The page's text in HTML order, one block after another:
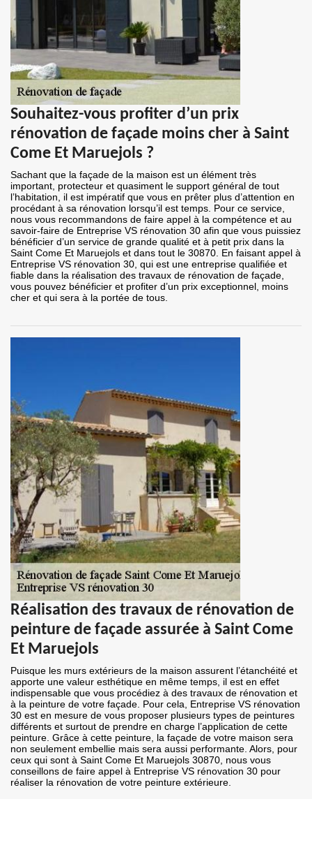
Souhaitez-vous profiter d’un prix
rénovation de façade moins cher à Saint
Come Et Maruejols ?
Sachant que la façade de la maison est un élément très
important, protecteur et quasiment le support général de tout
l’habitation, il est impératif que vous en prêter plus d’attention en
procédant à sa rénovation lorsqu’il est temps. Pour ce service,
nous vous recommandons de faire appel à la compétence et au
savoir-faire de Entreprise VS rénovation 30 afin que vous puissiez
bénéficier d’un service de grande qualité et à petit prix dans la
Saint Come Et Maruejols et dans tout le 30870. En faisant appel à
Entreprise VS rénovation 30, qui est une entreprise qualifiée et
fiable dans la réalisation des travaux de rénovation de façade,
vous pouvez bénéficier et profiter d’un prix exceptionnel, moins
cher et qui sera à la portée de tous.
Réalisation des travaux de rénovation de
peinture de façade assurée à Saint Come
Et Maruejols
Puisque les murs extérieurs de la maison assurent l’étanchéité et
apporte une valeur esthétique en même temps, il est en effet
indispensable que vous procédiez à des travaux de rénovation et
à la peinture de votre façade. Pour cela, Entreprise VS rénovation
30 est en mesure de vous proposer plusieurs types de peintures
différents et surtout de prendre en charge l’application de cette
peinture. Grâce à cette peinture, la façade de votre maison sera
non seulement embellie mais sera aussi performante. Alors, pour
ceux qui sont à Saint Come Et Maruejols 30870, nous vous
conseillons de faire appel à Entreprise VS rénovation 30 pour
réaliser la rénovation de votre peinture extérieure.